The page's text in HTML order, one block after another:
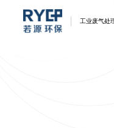
工业废气处
业废气环保
业环保综合
业环保综合
业环保综合
业环保综合
业环保综合
业环保综合